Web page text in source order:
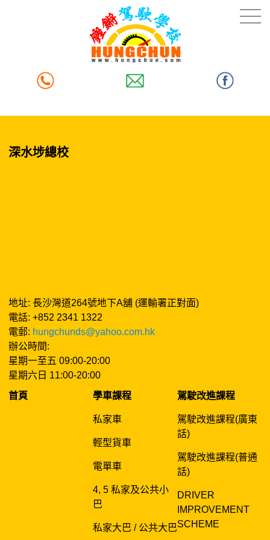
深水埗總校
地址: 長沙灣道264號地下A舖 (運輸署正對面)
電話: +852 2341 1322
電郵: hungchunds@yahoo.com.hk
辦公時間:
星期一至五 09:00-20:00
星期六日 11:00-20:00
首頁
學車課程
私家車
輕型貨車
電單車
4, 5 私家及公共小
巴
私家大巴 / 公共大巴
駕駛改進課程
駕駛改進課程(廣東
話)
駕駛改進課程(普通
話)
DRIVER
IMPROVEMENT
SCHEME